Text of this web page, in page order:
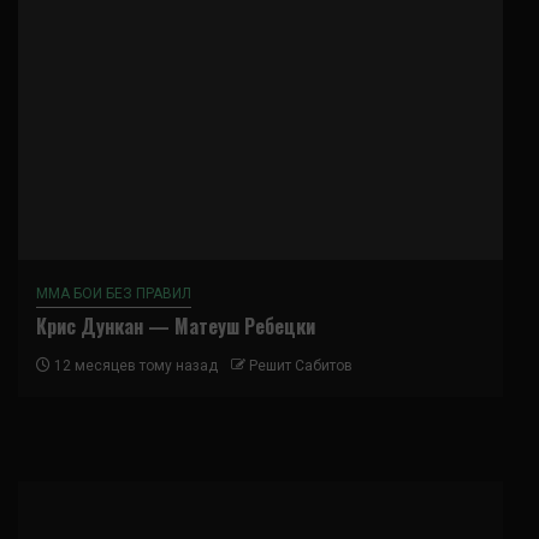
ММА БОИ БЕЗ ПРАВИЛ
Крис Дункан — Матеуш Ребецки
12 месяцев тому назад Решит Сабитов